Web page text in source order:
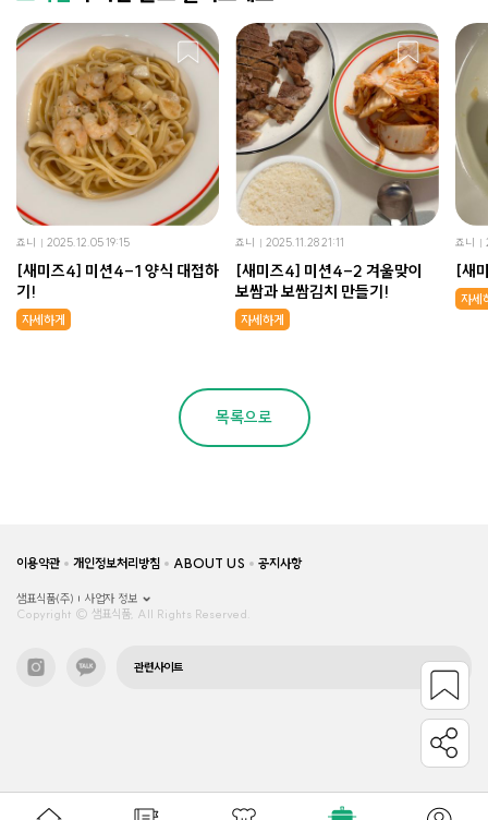
죠니 2025.12.05 19:15
[새미즈4] 미션4-1 양식 대접하
기!
자세하게
죠니 2025.11.28 21:11
[새미즈4] 미션4-2 겨울맞이
보쌈과 보쌈김치 만들기!
자세하게
죠니
[새
자세
목록으로
이용약관 개인정보처리방침 ABOUT US 공지사항
샘표식품(주)
사업자 정보
Copyright © 샘표식품, All Rights Reserved.
관련사이트